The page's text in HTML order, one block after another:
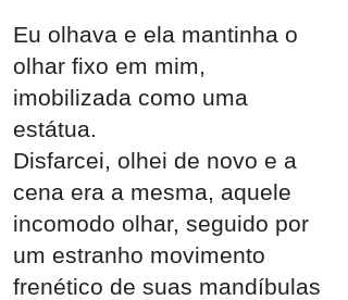
Eu olhava e ela mantinha o
olhar fixo em mim,
imobilizada como uma
estátua.
Disfarcei, olhei de novo e a
cena era a mesma, aquele
incomodo olhar, seguido por
um estranho movimento
frenético de suas mandíbulas